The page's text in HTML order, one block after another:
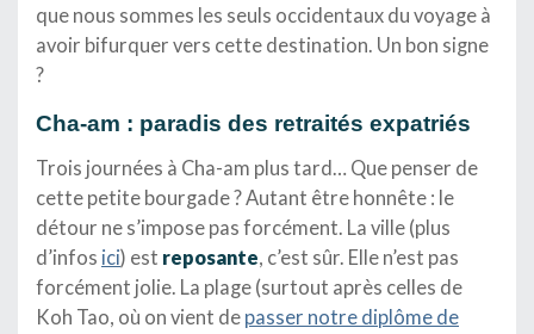
que nous sommes les seuls occidentaux du voyage à
avoir bifurquer vers cette destination. Un bon signe
?
Cha-am : paradis des retraités expatriés
Trois journées à Cha-am plus tard… Que penser de
cette petite bourgade ? Autant être honnête : le
détour ne s’impose pas forcément. La ville (plus
d’infos ici) est reposante, c’est sûr. Elle n’est pas
forcément jolie. La plage (surtout après celles de
Koh Tao, où on vient de passer notre diplôme de